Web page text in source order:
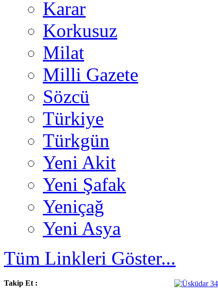
Karar
Korkusuz
Milat
Milli Gazete
Sözcü
Türkiye
Türkgün
Yeni Akit
Yeni Şafak
Yeniçağ
Yeni Asya
Tüm Linkleri Göster...
Takip Et :